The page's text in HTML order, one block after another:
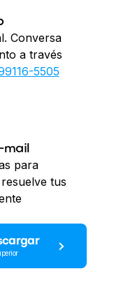
Conversa
a través
5505
para
tus